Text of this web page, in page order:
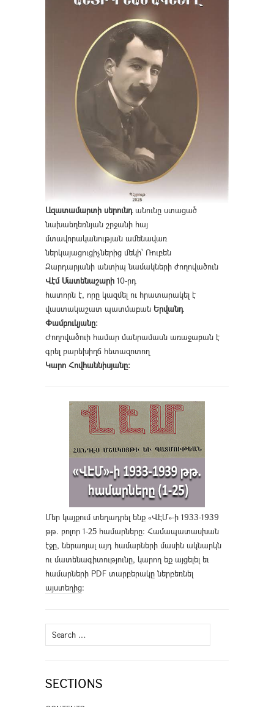
Ազատամարտի սերունդանունը ստացած
նախաեղեռնյան շրջանի հայ
մտավորականության ամենավառ
ներկայացուցիչներից մեկի՝ Ռուբեն
Զարդարյանի անտիպ նամակների ժողովածուն
Վէմ Մատենաշարի 10-րդ
հատորն է, որը կազմել ու հրատարակել է
վաստակաշատ պատմաբան Երվանդ
Փամբուկյանը։
Ժողովածուի համար մանրամասն առաջաբան է
գրել բարեխիղճ հետազոտող
Կարո Հովհաննիսյանը։
Մեր կայքում տեղադրել ենք «ՎԷՄ»-ի 1933-1939
թթ. բոլոր 1-25 համարները։ Համապատասխան
էջը, ներառյալ այդ համարների մասին ակնարկն
ու մատենագիտությունը, կարող եք այցելել եւ
համարների PDF տարբերակը ներբեռնել
այստեղից։
Search
for:
SECTIONS